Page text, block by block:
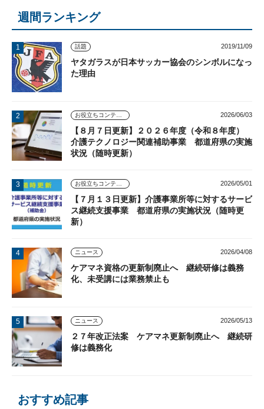
週間ランキング
話題 2019/11/09
ヤタガラスが日本サッカー協会のシンボルになっ
た理由
2026/06/03
【８月７日更新】２０２６年度（令和８年度）
介護テクノロジー関連補助事業 都道府県の実施
状況（随時更新）
2026/05/01
【７月１３日更新】介護事業所等に対するサービ
ス継続支援事業 都道府県の実施状況（随時更
新）
ニュース 2026/04/08
ケアマネ資格の更新制廃止へ 継続研修は義務
化、未受講には業務禁止も
ニュース 2026/05/13
２７年改正法案 ケアマネ更新制廃止へ 継続研
修は義務化
おすすめ記事